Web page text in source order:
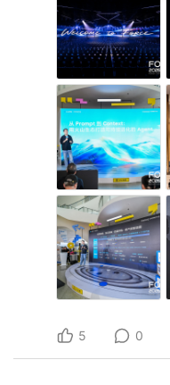
5 0